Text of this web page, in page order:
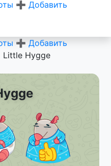
➕ Добавить
➕ Добавить
Little Hygge